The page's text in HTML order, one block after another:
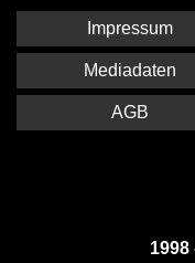
1998
Impressum
Mediadaten
AGB